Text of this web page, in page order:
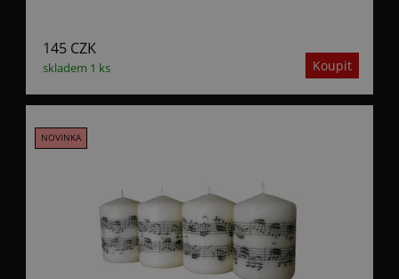
skladem 1 ks
145 CZK